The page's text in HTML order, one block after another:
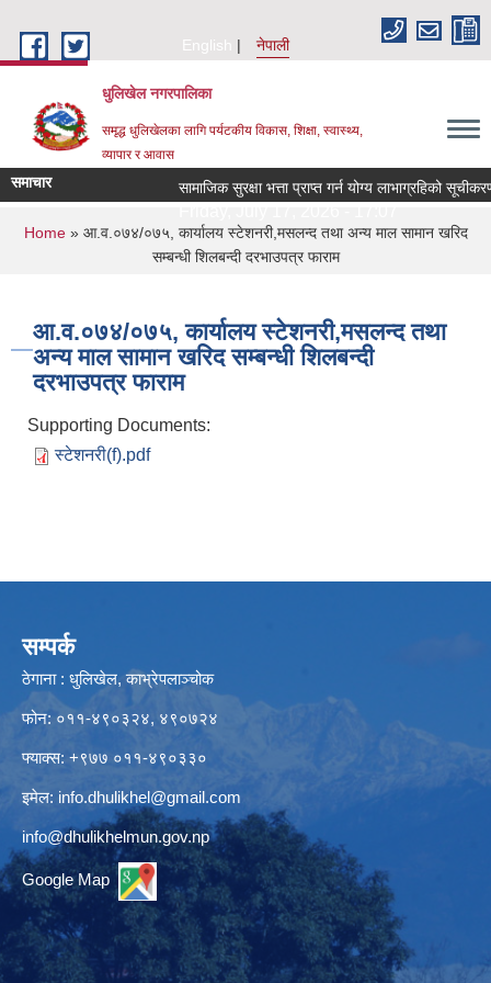
English
नेपाली
धुलिखेल नगरपालिका
समृद्ध धुलिखेलका लागि पर्यटकीय विकास, शिक्षा, स्वास्थ्य,
व्यापार र आवास
समाचार सामाजिक सुरक्षा भत्ता प्राप्त गर्न योग्य लाभाग्रहिको
You are here
Home» आ.व.०७४/०७५, कार्यालय स्टेशनरी,मसलन्द तथा अन्य माल सामान खरिद
सम्बन्धी शिलबन्दी दरभाउपत्र फाराम
आ.व.०७४/०७५, कार्यालय स्टेशनरी,मसलन्द तथा
अन्य माल सामान खरिद सम्बन्धी शिलबन्दी
दरभाउपत्र फाराम
Supporting Documents:
स्टेशनरी(f).pdf
सम्पर्क
ठेगाना : धुलिखेल, काभ्रेपलाञ्चोक
फोन: ०११-४९०३२४, ४९०७२४
फ्याक्स: +९७७ ०११-४९०३३०
इमेल: info.dhulikhel@gmail.com
info@dhulikhelmun.gov.np
Google Map